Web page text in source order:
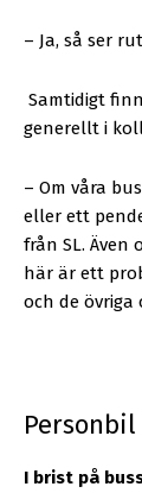
– Ja, så ser
Samtidigt
generellt i
– Om våra
eller ett
från SL. Även
här är ett
och de övriga
I brist på